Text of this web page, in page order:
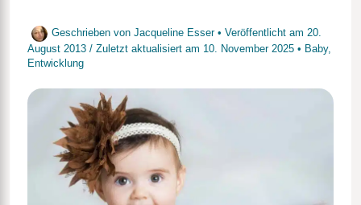
Geschrieben von Jacqueline Esser • Veröffentlicht am 20.
August 2013 / Zuletzt aktualisiert am 10. November 2025• Baby,
Entwicklung